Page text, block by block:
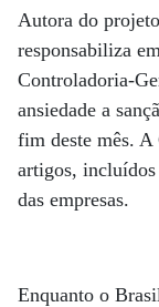
Autora do
responsabiliza
Controladoria-
ansiedade a
fim deste mês.
artigos,
das empresas.
Enquanto o